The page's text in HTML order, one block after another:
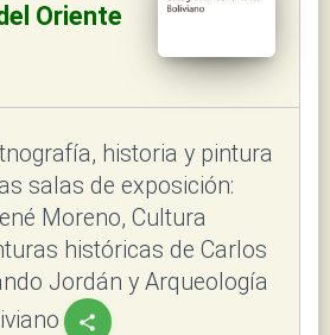
Oriente
historia y pintura
salas de exposición:
Moreno, Cultura
históricas de Carlos
Jordán y Arqueología
share